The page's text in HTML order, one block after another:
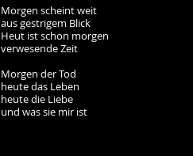
Morgen scheint weit
aus gestrigem Blick
Heut ist schon morgen
verwesende Zeit
Morgen der Tod
heute das Leben
heute die Liebe
und was sie mir ist